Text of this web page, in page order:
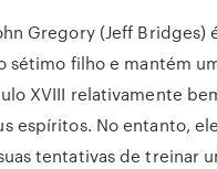
Gregory (Jeff Bridges)
sétimo filho e mantém
XVIII relativamente
espíritos. No entanto,
tentativas de treinar